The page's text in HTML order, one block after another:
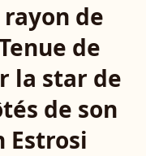
de
de
la star de
de son
Estrosi